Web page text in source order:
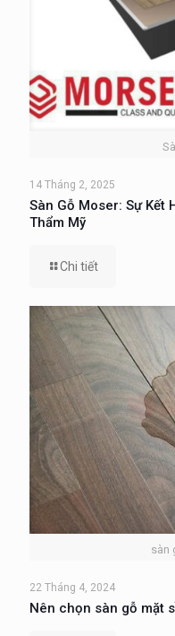
14 Tháng 2, 2025
Sàn Gỗ Moser: Sự Kết
Thẩm Mỹ
Chi tiết
sàn
22 Tháng 4, 2024
Nên chọn sàn gỗ mặt